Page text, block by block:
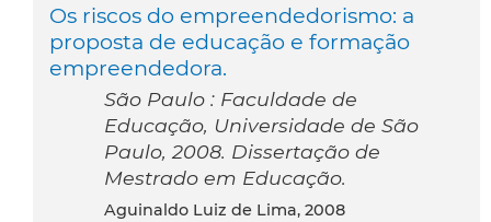
Os riscos do empreendedorismo: a
proposta de educação e formação
empreendedora.
São Paulo : Faculdade de
Educação, Universidade de São
Paulo, 2008. Dissertação de
Mestrado em Educação.
Aguinaldo Luiz de Lima, 2008